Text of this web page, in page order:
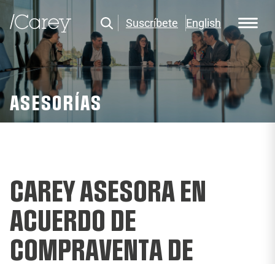
Suscríbete English
ASESORÍAS
CAREY ASESORA EN
ACUERDO DE
COMPRAVENTA DE